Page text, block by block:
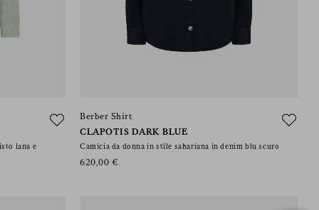
lana e
Berber Shirt
CLAPOTIS DARK BLUE
Camicia da donna in stile sahariana in denim blu scuro
620,00 €